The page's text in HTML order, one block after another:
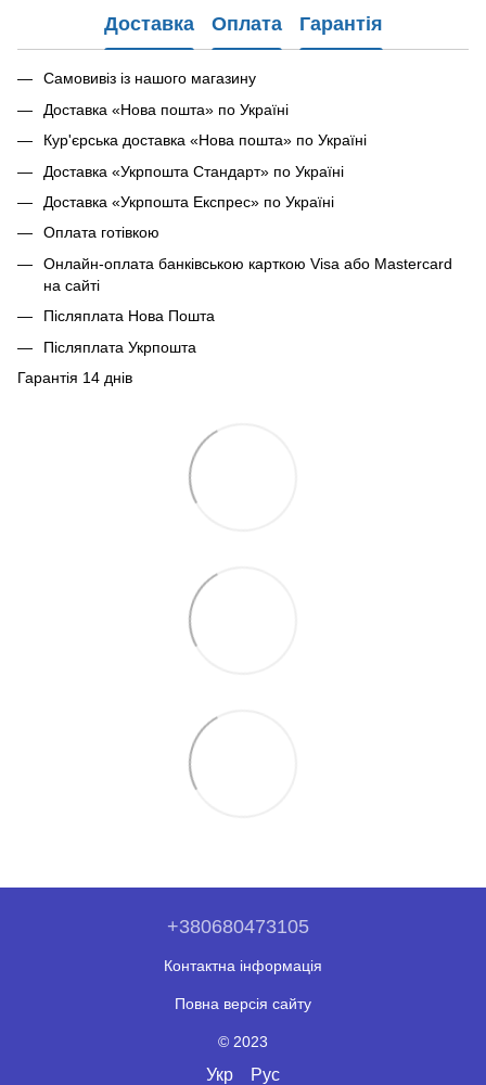
Доставка Оплата Гарантія
Самовивіз із нашого магазину
Доставка «Нова пошта» по Україні
Кур'єрська доставка «Нова пошта» по Україні
Доставка «Укрпошта Стандарт» по Україні
Доставка «Укрпошта Експрес» по Україні
Оплата готівкою
Онлайн-оплата банківською карткою Visa або Mastercard
на сайті
Післяплата Нова Пошта
Післяплата Укрпошта
Гарантія 14 днів
+380680473105
Контактна інформація
Повна версія сайту
© 2023
Укр Рус